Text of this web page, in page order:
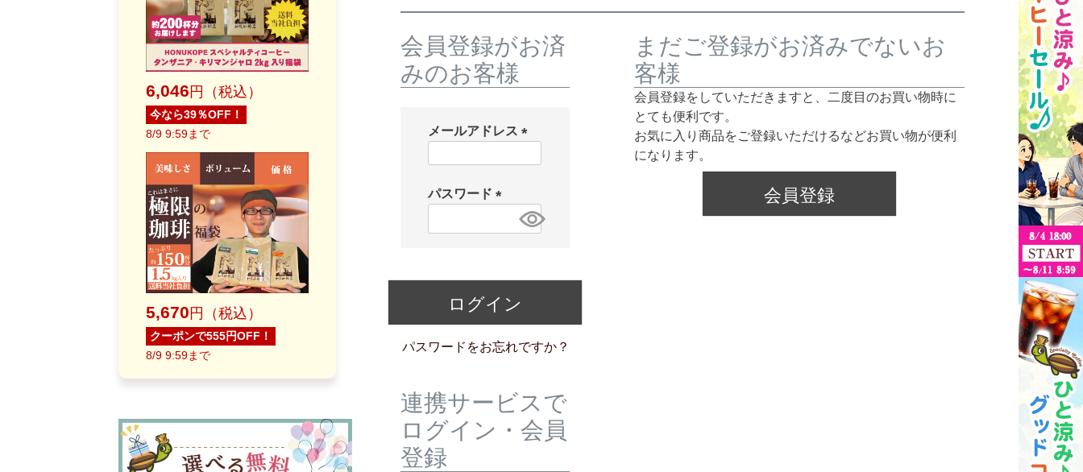
6,046円（税込）
今なら39％OFF！
8/9 9:59まで
5,670 円（税込）
クーポンで555円OFF！
8/9 9:59まで
会員登録がお済
みのお客様
メールアドレス
)
パスワード
必
ログイン
パスワードをお忘れですか？
連携サービスで
ログイン・会員
登録
まだご登録がお済みでないお
客様
会員登録をしていただきますと、二度目のお買い物時に
とても便利です。
お気に入り商品をご登録いただけるなどお買い物が便利
になります。
会員登録